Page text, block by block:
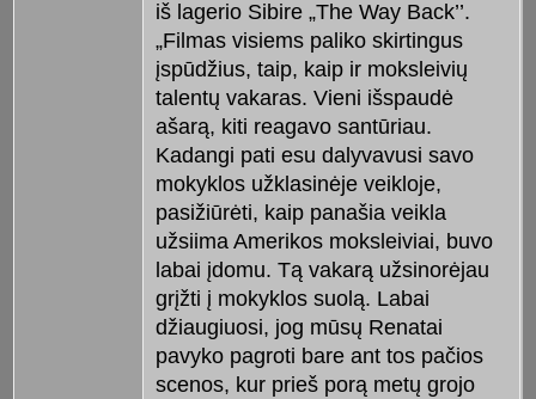
iš lagerio Sibire „The Way Back’’.
„Filmas visiems paliko skirtingus
įspūdžius, taip, kaip ir moksleivių
talentų vakaras. Vieni išspaudė
ašarą, kiti reagavo santūriau.
Kadangi pati esu dalyvavusi savo
mokyklos užklasinėje veikloje,
pasižiūrėti, kaip panašia veikla
užsiima Amerikos moksleiviai, buvo
labai įdomu. Tą vakarą užsinorėjau
grįžti į mokyklos suolą. Labai
džiaugiuosi, jog mūsų Renatai
pavyko pagroti bare ant tos pačios
scenos, kur prieš porą metų grojo